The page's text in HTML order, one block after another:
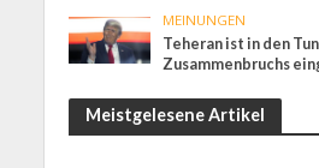
MEINUNGEN
Teheran ist in den
Zusammenbruchs
Meistgelesene Artikel